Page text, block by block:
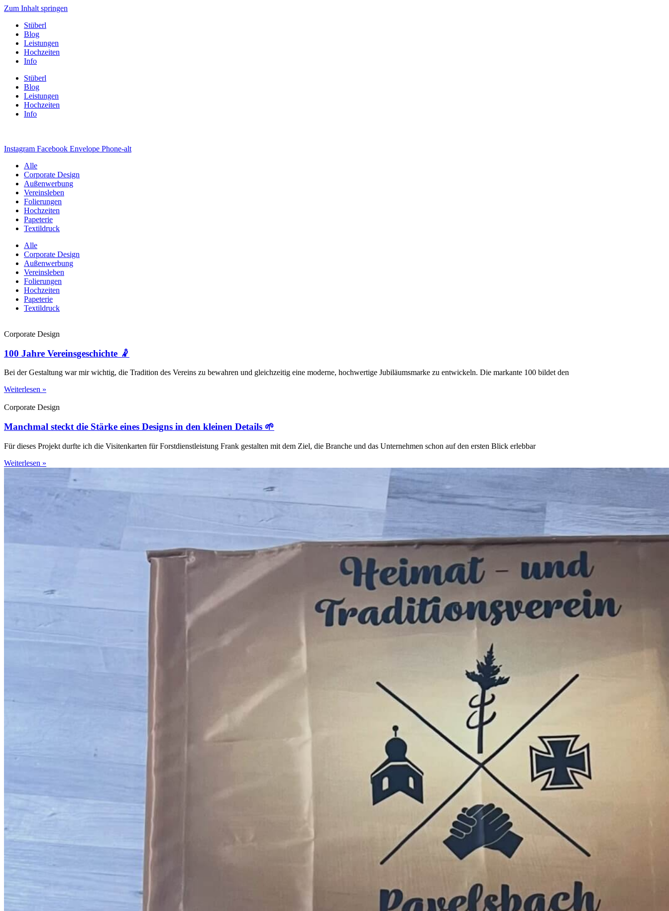
Zum Inhalt springen
Stüberl
Blog
Leistungen
Hochzeiten
Info
Stüberl
Blog
Leistungen
Hochzeiten
Info
Instagram Facebook Envelope Phone-alt
Alle
Corporate Design
Außenwerbung
Vereinsleben
Folierungen
Hochzeiten
Papeterie
Textildruck
Alle
Corporate Design
Außenwerbung
Vereinsleben
Folierungen
Hochzeiten
Papeterie
Textildruck
Corporate Design
100 Jahre Vereinsgeschichte 🤾
Bei der Gestaltung war mir wichtig, die Tradition des Vereins zu bewahren und gleichzeitig eine moderne, hochwertige Jubiläumsmarke zu entwickeln. Die markante 100 bildet den
Weiterlesen »
Corporate Design
Manchmal steckt die Stärke eines Designs in den kleinen Details 🌱
Für dieses Projekt durfte ich die Visitenkarten für Forstdienstleistung Frank gestalten mit dem Ziel, die Branche und das Unternehmen schon auf den ersten Blick erlebbar
Weiterlesen »